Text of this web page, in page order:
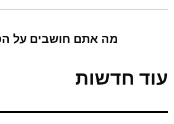
מה אתם חושבים על
עוד חדשות